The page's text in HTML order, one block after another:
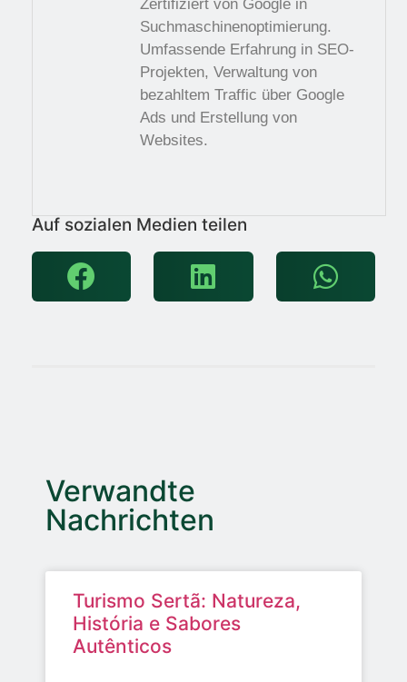
Zertifiziert von Google in
Suchmaschinenoptimierung.
Umfassende Erfahrung in SEO-
Projekten, Verwaltung von
bezahltem Traffic über Google
Ads und Erstellung von
Websites.
Auf sozialen Medien teilen
Verwandte
Nachrichten
Turismo Sertã: Natureza,
História e Sabores
Autênticos